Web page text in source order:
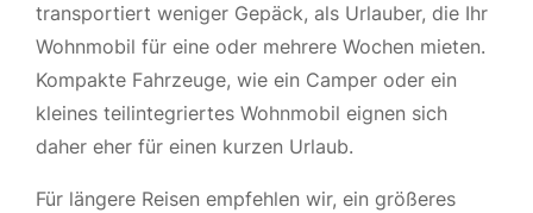
transportiert weniger Gepäck, als Urlauber, die Ihr
Wohnmobil für eine oder mehrere Wochen mieten.
Kompakte Fahrzeuge, wie ein Camper oder ein
kleines teilintegriertes Wohnmobil eignen sich
daher eher für einen kurzen Urlaub.
Für längere Reisen empfehlen wir, ein größeres